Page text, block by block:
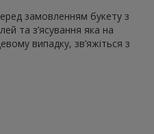
замовленням букету з
та з’ясування яка на
випадку, зв’яжіться з